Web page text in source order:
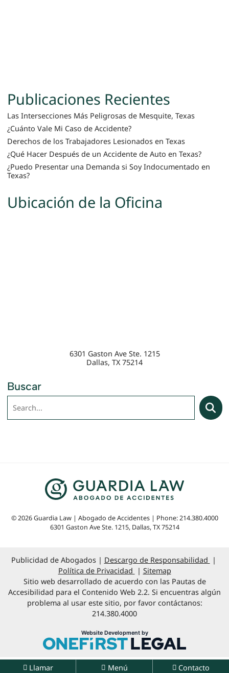
Buscar
Buscar
Publicaciones Recientes
Las Intersecciones Más Peligrosas de Mesquite, Texas
¿Cuánto Vale Mi Caso de Accidente?
Derechos de los Trabajadores Lesionados en Texas
¿Qué Hacer Después de un Accidente de Auto en Texas?
¿Puedo Presentar una Demanda si Soy Indocumentado en
Texas?
Ubicación de la Oficina
6301 Gaston Ave Ste. 1215
Dallas, TX 75214
Llamar Menú Contacto
© 2026 Guardia Law | Abogado de Accidentes | Phone: 214.380.4000
6301 Gaston Ave Ste. 1215, Dallas,TX 75214
Publicidad de Abogados
Descargo de Responsabilidad
Política de Privacidad
Sitemap
Sitio web desarrollado de acuerdo con las Pautas de
Accesibilidad para el Contenido Web 2.2. Si encuentras algún
problema al usar este sitio, por favor contáctanos:
214.380.4000
Website Development byOneFirst Legal
Opens in a new window.